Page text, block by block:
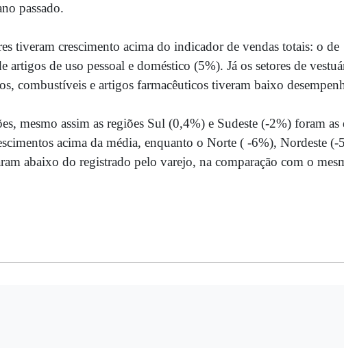
passado.
tiveram crescimento acima do indicador de vendas totais: o de
artigos de uso pessoal e doméstico (5%). Já os setores de
combustíveis e artigos farmacêuticos tiveram baixo
mesmo assim as regiões Sul (0,4%) e Sudeste (-2%) foram as
acima da média, enquanto o Norte ( -6%), Nordeste (-
abaixo do registrado pelo varejo, na comparação com o